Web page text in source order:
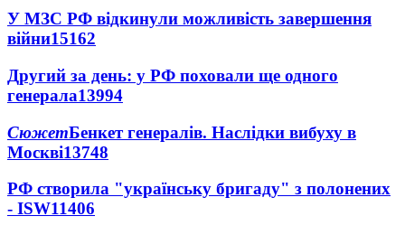
У МЗС РФ відкинули можливість завершення
війни15162
Другий за день: у РФ поховали ще одного
генерала13994
СюжетБенкет генералів. Наслідки вибуху в
Москві13748
РФ створила "українську бригаду" з полонених
- ISW11406